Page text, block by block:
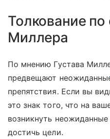
Толкование по
Миллера
По мнению Густава
предвещают
препятствия. Если вы
это знак того, что на
возникнуть
достичь цели.